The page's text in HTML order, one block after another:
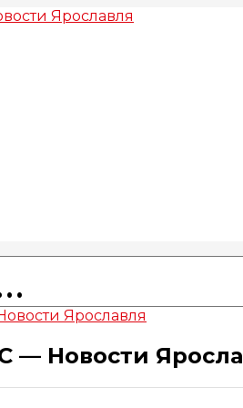
— Новости